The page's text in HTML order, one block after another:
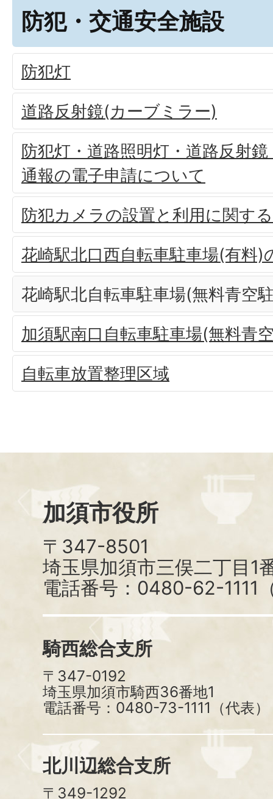
防犯・交通安全施設
防犯灯
道路反射鏡(カーブミラー)
防犯灯・道路照明灯・道路反射
通報の電子申請について
防犯カメラの設置と利用に関す
花崎駅北口西自転車駐車場(有料)
花崎駅北自転車駐車場(無料青空
加須駅南口自転車駐車場(無料青
自転車放置整理区域
加須市役所
〒347-8501
埼玉県加須市三俣二丁目1
電話番号：0480-62-1111
騎西総合支所
〒347-0192
埼玉県加須市騎西36番地1
電話番号：0480-73-1111（代表）
北川辺総合支所
〒349-1292